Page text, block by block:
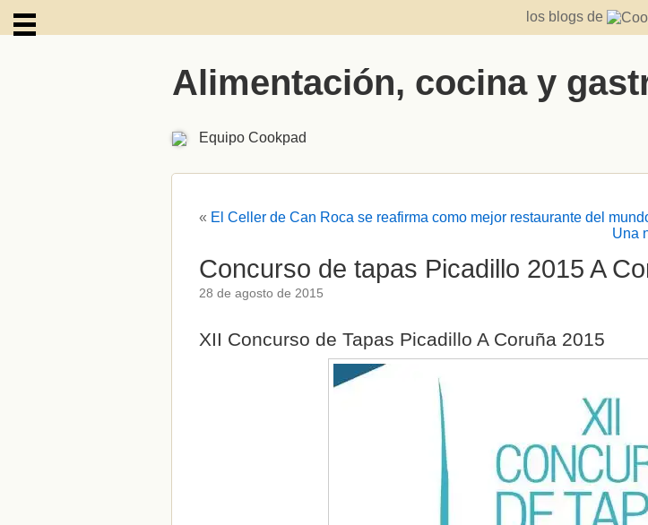
los blogs de
Alimentación, cocina y
Equipo Cookpad
« El Celler de Can Roca se reafirma como mejor restaurante del
Una
Concurso de tapas Picadillo 2015 A
28 de agosto de 2015
XII Concurso de Tapas Picadillo A Coruña 2015